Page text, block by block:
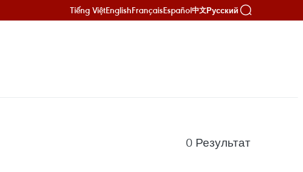
Tiếng ViệtEnglishFrançaisEspañol中文Русский
0 Результат